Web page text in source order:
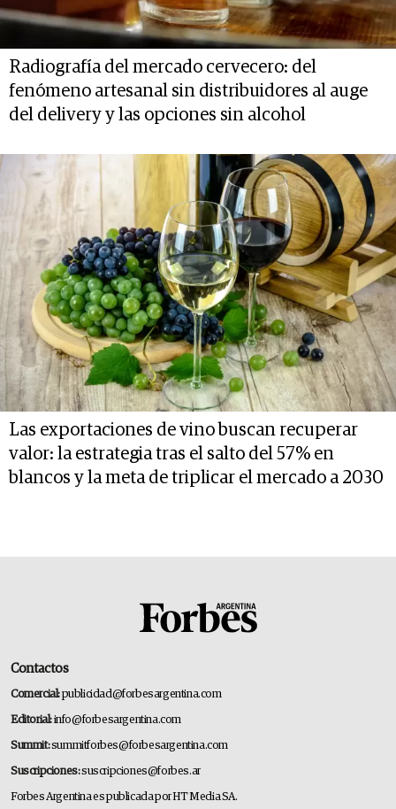
Radiografía del mercado cervecero: del
fenómeno artesanal sin distribuidores al auge
del delivery y las opciones sin alcohol
Las exportaciones de vino buscan recuperar
valor: la estrategia tras el salto del 57% en
blancos y la meta de triplicar el mercado a 2030
Contactos
Comercial:publicidad@forbesargentina.com
Editorial:info@forbesargentina.com
Summit:summitforbes@forbesargentina.com
Suscripciones:suscripciones@forbes.ar
Forbes Argentina es publicada por HT Media SA.